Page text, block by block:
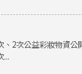
2次公益彩妝物資
...